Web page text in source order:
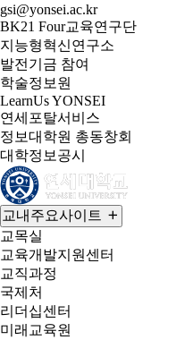
gsi@yonsei.ac.kr
BK21 Four교육연구단
지능형혁신연구소
발전기금 참여
학술정보원
LearnUs YONSEI
연세포탈서비스
정보대학원 총동창회
대학정보공시
교내주요사이트
교목실
교육개발지원센터
교직과정
국제처
리더십센터
미래교육원